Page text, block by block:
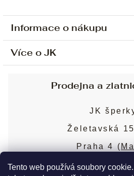
Tento web používá soubory
Informace o nákupu
Ochrana osobních údajů
Sjednání osobní schůzky
Obchodní podmínky
Puncovní značky
Více o JK
Blog
Nejčastější dotazy
Prodejna a
JK
Želetavská
Praha 4 (
Více o